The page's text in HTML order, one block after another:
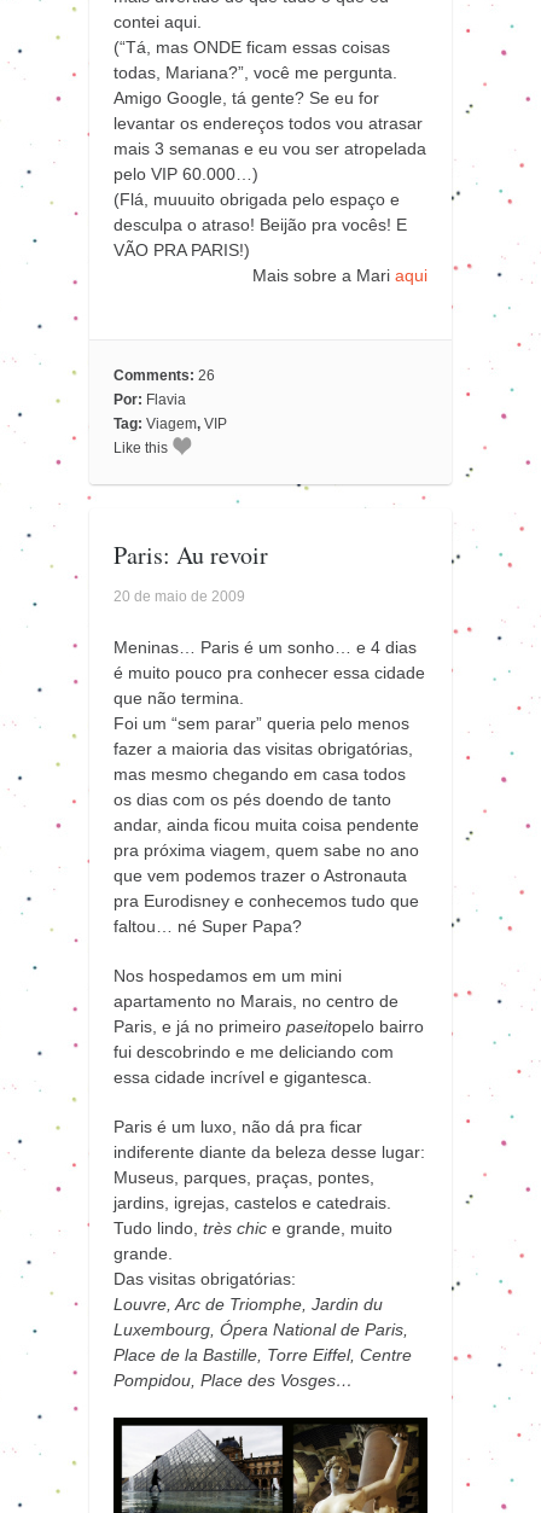
contei aqui.
(“Tá, mas ONDE ficam essas coisas
todas, Mariana?”, você me pergunta.
Amigo Google, tá gente? Se eu for
levantar os endereços todos vou atrasar
mais 3 semanas e eu vou ser atropelada
pelo VIP 60.000…)
(Flá, muuuito obrigada pelo espaço e
desculpa o atraso! Beijão pra vocês! E
VÃO PRA PARIS!)
Mais sobre a Mari aqui
Comments: 26
Por: Flavia
Tag: Viagem, VIP
Like this
Paris: Au revoir
20 de maio de 2009
Meninas… Paris é um sonho… e 4 dias
é muito pouco pra conhecer essa cidade
que não termina.
Foi um “sem parar” queria pelo menos
fazer a maioria das visitas obrigatórias,
mas mesmo chegando em casa todos
os dias com os pés doendo de tanto
andar, ainda ficou muita coisa pendente
pra próxima viagem, quem sabe no ano
que vem podemos trazer o Astronauta
pra Eurodisney e conhecemos tudo que
faltou… né Super Papa?
Nos hospedamos em um mini
apartamento no Marais, no centro de
Paris, e já no primeiro paseitopelo bairro
fui descobrindo e me deliciando com
essa cidade incrível e gigantesca.
Paris é um luxo, não dá pra ficar
indiferente diante da beleza desse lugar:
Museus, parques, praças, pontes,
jardins, igrejas, castelos e catedrais.
Tudo lindo, très chic e grande, muito
grande.
Das visitas obrigatórias:
Louvre, Arc de Triomphe, Jardin du
Luxembourg, Ópera National de Paris,
Place de la Bastille, Torre Eiffel, Centre
Pompidou, Place des Vosges…